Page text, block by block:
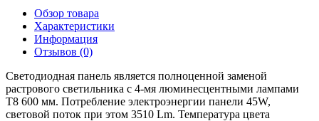
Обзор товара
Характеристики
Информация
Отзывов (0)
Светодиодная панель является полноценной заменой
растрового светильника с 4-мя люминесцентными лампами
Т8 600 мм. Потребление электроэнергии панели 45W,
световой поток при этом 3510 Lm. Температура цвета